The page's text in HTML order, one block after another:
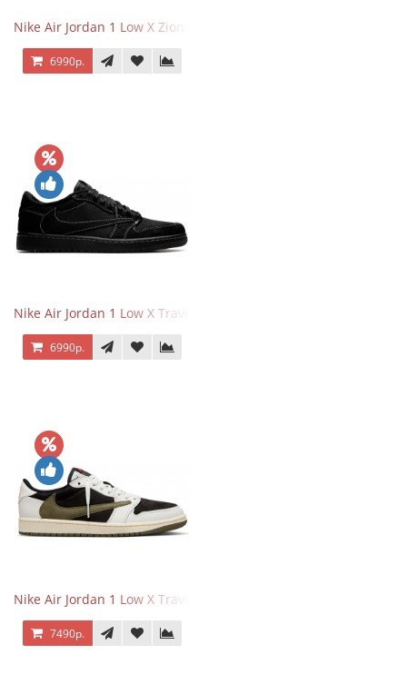
Nike Air Jordan 1 Low X Zion Williamson Voodoo
6990р.
Nike Air Jordan 1 Low X Travis Scott Black Phantom
6990р.
Nike Air Jordan 1 Low X Travis Scott Olive
7490р.